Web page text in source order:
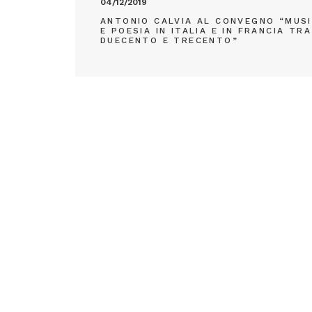
04/12/2019
ANTONIO CALVIA AL CONVEGNO
E POESIA IN ITALIA E IN FRANCIA TRA
DUECENTO E TRECENTO”